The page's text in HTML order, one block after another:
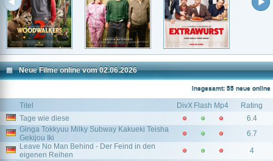
Neue Filme online vom 02.06.2026
Insgesamt: 55 neue online
Titel DivX Flash Mp4
Rating
Tage wie diese
6.4
Ginga Tokkyuu Milky Subway Kakueki Teisha
Gekijou Iki
6.7
Leave No Man Behind - Der Feind in den
eigenen Reihen
4